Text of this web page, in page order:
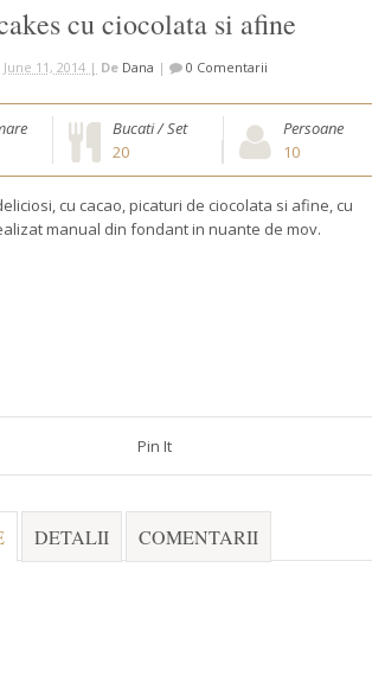
cu ciocolata si afine
June 11, 2014 | De Dana | 0 Comentarii
Bucati / Set
20
Persoane
10
cu cacao, picaturi de ciocolata si afine, cu
manual din fondant in nuante de mov.
Pin It
DETALII COMENTARII